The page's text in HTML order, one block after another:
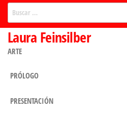
Saltar
contenido
Laura Feinsilber
ARTE
PRÓLOGO
PRESENTACIÓN